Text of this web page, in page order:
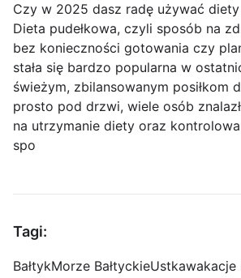
Czy w 2025 dasz radę używać diety
Dieta pudełkowa, czyli sposób na
bez konieczności gotowania czy
stała się bardzo popularna w
świeżym, zbilansowanym posiłkom
prosto pod drzwi, wiele osób
na utrzymanie diety oraz
spo
Tagi:
BałtykMorze BałtyckieUstkawakacje